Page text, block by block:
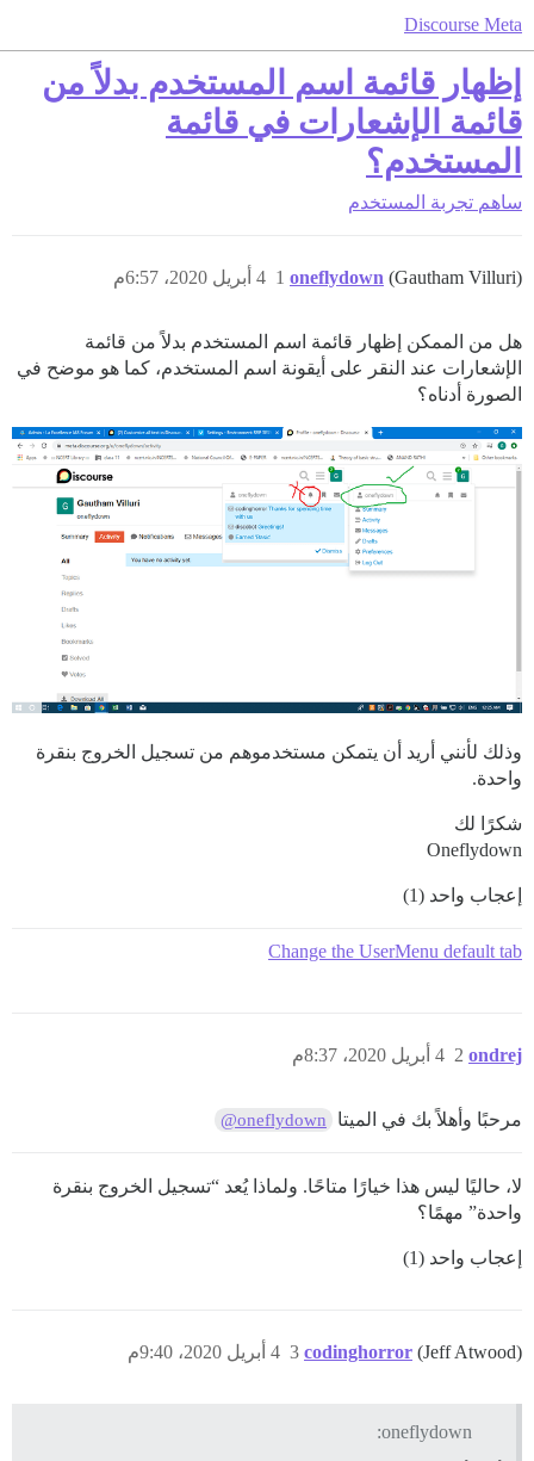
Discourse Meta
إظهار قائمة اسم المستخدم بدلاً من
قائمة الإشعارات في قائمة
المستخدم؟
ساهم تجربة المستخدم
oneflydown (Gautham Villuri) 4 أبريل 2020، 6:57م 1
هل من الممكن إظهار قائمة اسم المستخدم بدلاً من قائمة
الإشعارات عند النقر على أيقونة اسم المستخدم، كما هو موضح في
الصورة أدناه؟
وذلك لأنني أريد أن يتمكن مستخدموهم من تسجيل الخروج بنقرة
واحدة.
شكرًا لك
Oneflydown
إعجاب واحد (1)
Change the UserMenu default tab
ondrej 4 أبريل 2020، 8:37م 2
مرحبًا وأهلاً بك في الميتا @oneflydown
لا، حاليًا ليس هذا خيارًا متاحًا. ولماذا يُعد “تسجيل الخروج بنقرة
واحدة” مهمًا؟
إعجاب واحد (1)
codinghorror (Jeff Atwood) 4 أبريل 2020، 9:40م 3
oneflydown: